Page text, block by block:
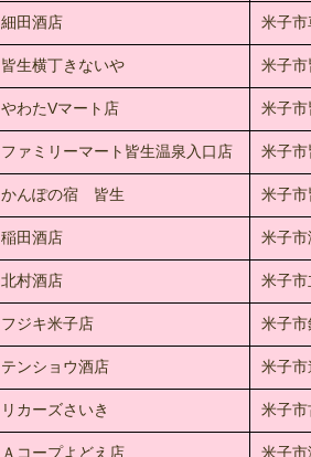
細田酒店 米子
皆生横丁きないや 米子
やわたVマート店 米子
ファミリーマート皆生温泉入口店 米子
かんぽの宿 皆生 米子
稲田酒店 米子
北村酒店 米子
フジキ米子店 米子
テンショウ酒店 米子
リカーズさいき 米子
Ａコープよどえ店 米子